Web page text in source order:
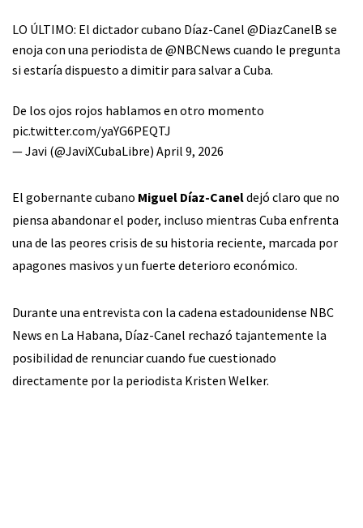
LO ÚLTIMO: El dictador cubano Díaz-Canel @DiazCanelB se
enoja con una periodista de @NBCNews cuando le pregunta
si estaría dispuesto a dimitir para salvar a Cuba.
De los ojos rojos hablamos en otro momento
pic.twitter.com/yaYG6PEQTJ
— Javi (@JaviXCubaLibre) April 9, 2026
El gobernante cubano Miguel Díaz-Caneldejó claro que no
piensa abandonar el poder, incluso mientras Cuba enfrenta
una de las peores crisis de su historia reciente, marcada por
apagones masivos y un fuerte deterioro económico.
Durante una entrevista con la cadena estadounidense NBC
News en La Habana, Díaz-Canel rechazó tajantemente la
posibilidad de renunciar cuando fue cuestionado
directamente por la periodista Kristen Welker.